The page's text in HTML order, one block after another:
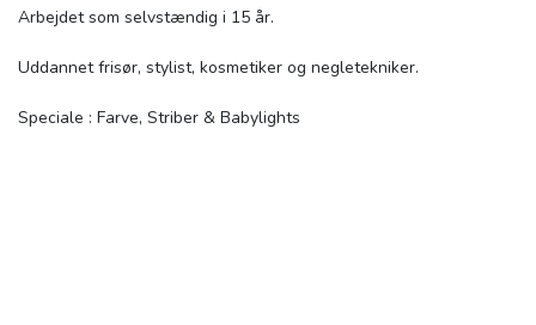
Arbejdet som selvstændig i 15 år.
Uddannet frisør, stylist, kosmetiker og negletekniker.
Speciale : Farve, Striber & Babylights